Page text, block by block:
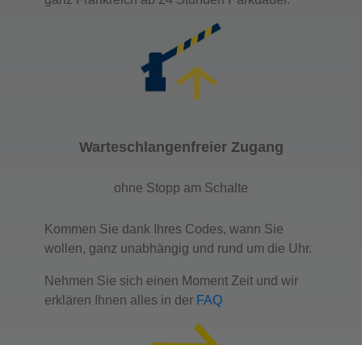
Warteschlangenfreier Zugang
ohne Stopp am Schalte
Kommen Sie dank Ihres Codes, wann Sie
wollen, ganz unabhängig und rund um die Uhr.
Nehmen Sie sich einen Moment Zeit und wir
erklären Ihnen alles in der FAQ